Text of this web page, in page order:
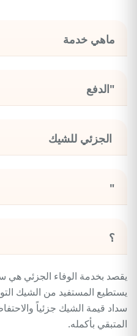
ماهي خدمة
"الدفع
الجزئي للشيك
"
؟
يقصد بخدمة الوفاء الجزئي
يستطيع المستفيد من الشيك
سداد قيمة الشيك جزئياً
المتبقي بأكمله.